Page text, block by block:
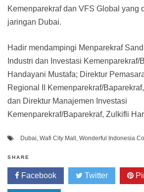
Kemenparekraf dan VFS Global yang
jaringan Dubai.
Hadir mendampingi Menparekraf
Industri dan Investasi Kemenparekraf/
Handayani Mustafa; Direktur
Regional II Kemenparekraf/
dan Direktur Manajemen Investasi
Kemenparekraf/Baparekraf, Zulkifli
Dubai, Wafi City Mall , Wonderful Indonesia
SHARE
Facebook Twitter